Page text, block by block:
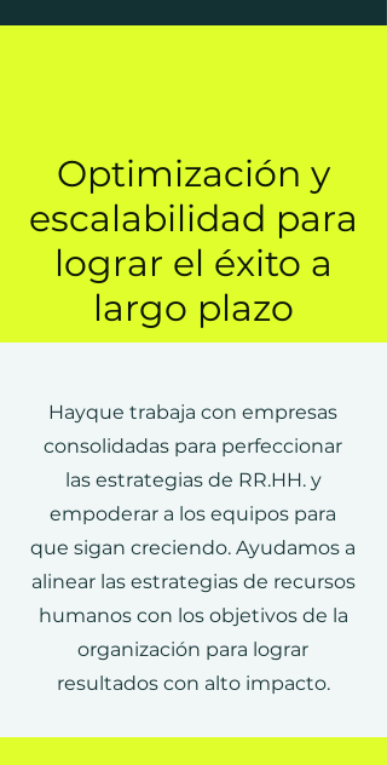
Optimización y
escalabilidad para
lograr el éxito a
largo plazo
Hayque trabaja con empresas
consolidadas para perfeccionar
las estrategias de RR.HH. y
empoderar a los equipos para
que sigan creciendo. Ayudamos a
alinear las estrategias de recursos
humanos con los objetivos de la
organización para lograr
resultados con alto impacto.